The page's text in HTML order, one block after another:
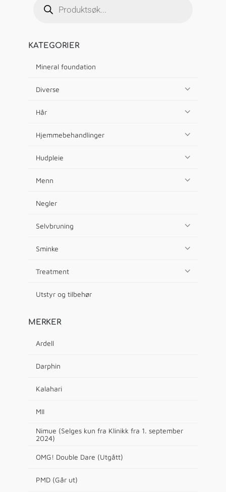
KATEGORIER
Mineral foundation
Diverse
Hår
Hjemmebehandlinger
Hudpleie
Menn
Negler
Selvbruning
Sminke
Treatment
Utstyr og tilbehør
MERKER
Ardell
Darphin
Kalahari
MII
Nimue (Selges kun fra Klinikk fra 1. september
2024)
OMG! Double Dare (Utgått)
PMD (Går ut)